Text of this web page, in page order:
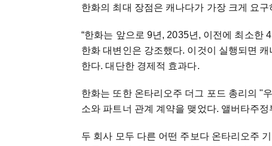
한화의 최대 장점은 캐나다가 가장 크게 요
“한화는 앞으로 9년, 2035년, 이전에 최소한
한화 대변인은 강조했다. 이것이 실행되면
한다. 대단한 경제적 효과다.
한화는 또한 온타리오주 더그 포드 총리의 "
소와 파트너 관계 계약을 맺었다. 앨버타주
두 회사 모두 다른 어떤 주보다 온타리오주